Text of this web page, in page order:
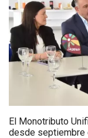
El Monotributo
desde septiembre